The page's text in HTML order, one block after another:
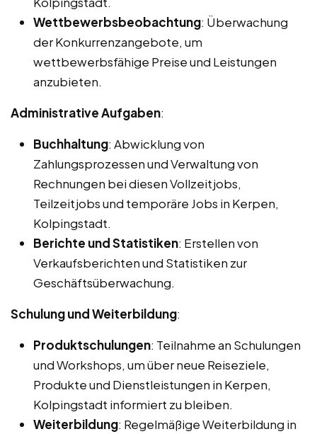
Wettbewerbsbeobachtung: Überwachung
der Konkurrenzangebote, um
wettbewerbsfähige Preise und Leistungen
anzubieten.
Administrative Aufgaben:
Buchhaltung: Abwicklung von
Zahlungsprozessen und Verwaltung von
Rechnungen bei diesen Vollzeitjobs,
Teilzeitjobs und temporäre Jobs in Kerpen,
Kolpingstadt.
Berichte und Statistiken: Erstellen von
Verkaufsberichten und Statistiken zur
Geschäftsüberwachung.
Schulung und Weiterbildung:
Produktschulungen: Teilnahme an Schulungen
und Workshops, um über neue Reiseziele,
Produkte und Dienstleistungen in Kerpen,
Kolpingstadt informiert zu bleiben.
Weiterbildung: Regelmäßige Weiterbildung in